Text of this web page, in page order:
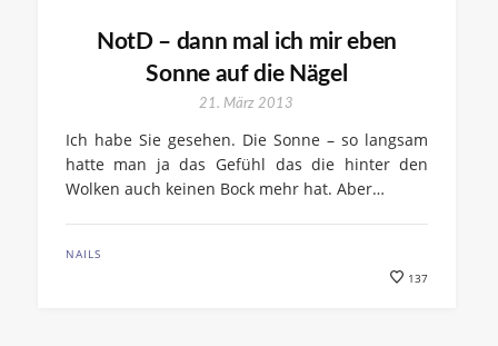
NotD – dann mal ich mir eben
Sonne auf die Nägel
21. März 2013
Ich habe Sie gesehen. Die Sonne – so langsam
hatte man ja das Gefühl das die hinter den
Wolken auch keinen Bock mehr hat. Aber…
NAILS
137